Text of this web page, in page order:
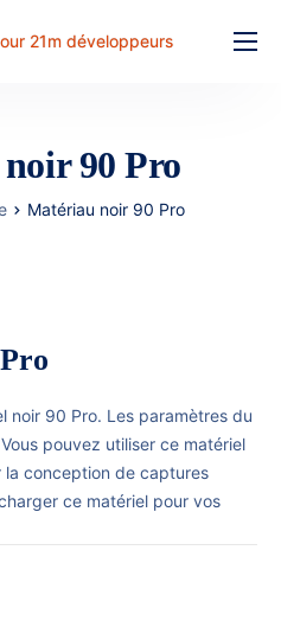
21m développeurs
90 Pro
Matériau noir 90 Pro
noir 90 Pro. Les paramètres du
pouvez utiliser ce matériel
conception de captures
ce matériel pour vos